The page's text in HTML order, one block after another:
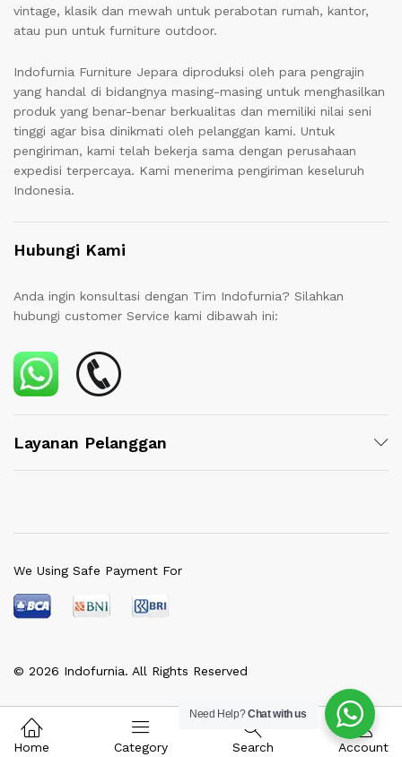
vintage, klasik dan mewah untuk perabotan rumah, kantor,
atau pun untuk furniture outdoor.
Indofurnia Furniture Jepara diproduksi oleh para pengrajin
yang handal di bidangnya masing-masing untuk menghasilkan
produk yang benar-benar berkualitas dan memiliki nilai seni
tinggi agar bisa dinikmati oleh pelanggan kami. Untuk
pengiriman, kami telah bekerja sama dengan perusahaan
expedisi terpercaya. Kami menerima pengiriman keseluruh
Indonesia.
Hubungi Kami
Anda ingin konsultasi dengan Tim Indofurnia? Silahkan
hubungi customer Service kami dibawah ini:
Layanan Pelanggan
© 2026 Indofurnia. All Rights Reserved
We Using Safe Payment For
Need Help?Chat with us
Home Category Search Account